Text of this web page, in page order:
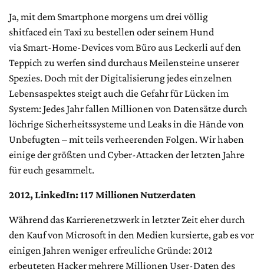
Ja, mit dem Smartphone morgens um drei völlig
shitfaced ein Taxi zu bestellen oder seinem Hund
via Smart-Home-Devices vom Büro aus Leckerli auf den
Teppich zu werfen sind durchaus Meilensteine unserer
Spezies. Doch mit der Digitalisierung jedes einzelnen
Lebensaspektes steigt auch die Gefahr für Lücken im
System: Jedes Jahr fallen Millionen von Datensätze durch
löchrige Sicherheitssysteme und Leaks in die Hände von
Unbefugten – mit teils verheerenden Folgen. Wir haben
einige der größten und Cyber-Attacken der letzten Jahre
für euch gesammelt.
2012, LinkedIn: 117 Millionen Nutzerdaten
Während das Karrierenetzwerk in letzter Zeit eher durch
den Kauf von Microsoft in den Medien kursierte, gab es vor
einigen Jahren weniger erfreuliche Gründe: 2012
erbeuteten Hacker mehrere Millionen User-Daten des